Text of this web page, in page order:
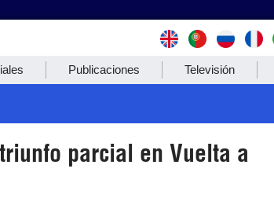
Publicaciones Televisión
parcial en Vuelta a